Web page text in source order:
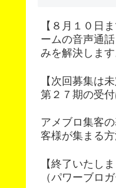
【８月１０日
ームの音声通
みを解決します
【次回募集は
第２７期の受
アメブロ集客
客様が集まる
【終了いたし
（パワーブロ